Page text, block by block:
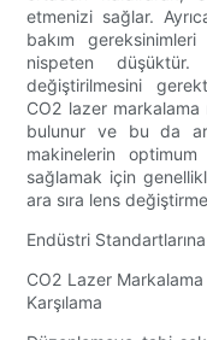
etmenizi sağlar.
bakım
nispeten düşüktür.
değiştirilmesini
CO2 lazer
bulunur ve bu da
makinelerin optimum
sağlamak için
ara sıra lens
Endüstri
CO2 Lazer
Karşılama